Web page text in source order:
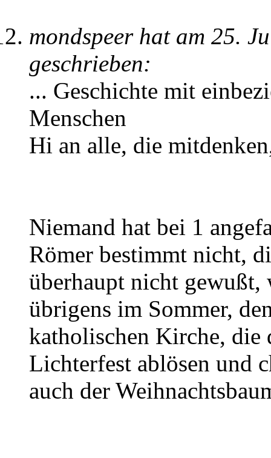
mondspeer hat am 25.
geschrieben:
... Geschichte mit
Menschen
Hi an alle, die
Niemand hat bei 1
Römer bestimmt nicht,
überhaupt nicht gewußt,
übrigens im Sommer,
katholischen Kirche, die
Lichterfest ablösen und
auch der